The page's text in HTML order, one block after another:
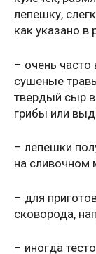
лепешку,
как указано в
– очень часто
сушеные
твердый сыр
грибы или
– лепешки
на сливочном
– для
сковорода,
– иногда